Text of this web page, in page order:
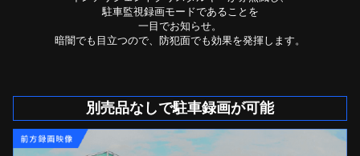
駐車監視録画モードであることを
一目でお知らせ。
暗闇でも目立つので、防犯面でも効果を発揮します。
別売品なしで駐車録画が可能